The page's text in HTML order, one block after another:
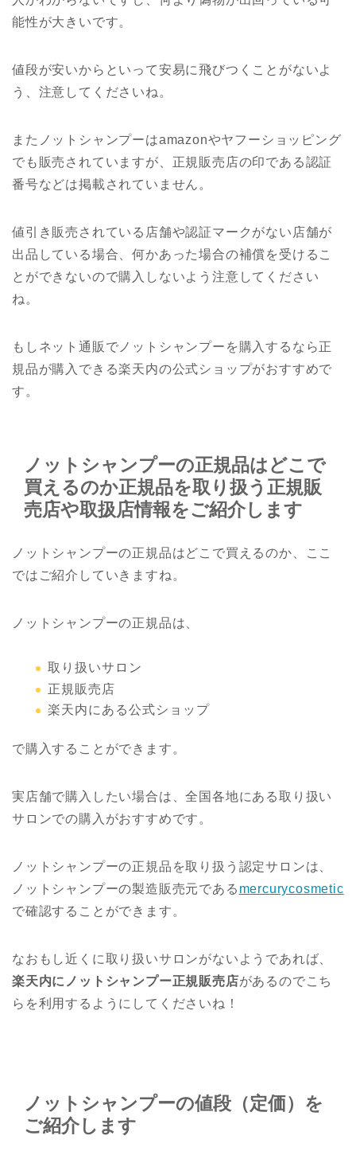
能性が大きいです。
値段が安いからといって安易に飛びつくことがないよ
う、注意してくださいね。
またノットシャンプーはamazonやヤフーショッピング
でも販売されていますが、正規販売店の印である認証
番号などは掲載されていません。
値引き販売されている店舗や認証マークがない店舗が
出品している場合、何かあった場合の補償を受けるこ
とができないので購入しないよう注意してください
ね。
もしネット通販でノットシャンプーを購入するなら正
規品が購入できる楽天内の公式ショップがおすすめで
す。
ノットシャンプーの正規品はどこで
買えるのか正規品を取り扱う正規販
売店や取扱店情報をご紹介します
ノットシャンプーの正規品はどこで買えるのか、ここ
ではご紹介していきますね。
ノットシャンプーの正規品は、
取り扱いサロン
正規販売店
楽天内にある公式ショップ
で購入することができます。
実店舗で購入したい場合は、全国各地にある取り扱い
サロンでの購入がおすすめです。
ノットシャンプーの正規品を取り扱う認定サロンは、
ノットシャンプーの製造販売元である mercurycosmetic
で確認することができます。
なおもし近くに取り扱いサロンがないようであれば、
楽天内にノットシャンプー正規販売店があるのでこち
らを利用するようにしてくださいね！
ノットシャンプーの値段（定価）を
ご紹介します